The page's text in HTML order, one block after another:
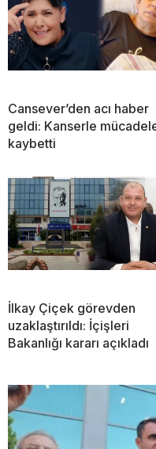
Cansever’den acı haber
geldi: Kanserle
kaybetti
İlkay Çiçek görevden
uzaklaştırıldı: İçişleri
Bakanlığı kararı açıkladı